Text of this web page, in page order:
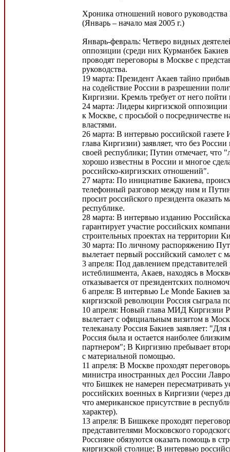
Хроника отношений нового
(Январь – начало мая 2005 г.)
Январь-февраль: Четверо видных
оппозиции (среди них Курманбек
проводят переговоры в Москве с
руководства.
19 марта: Президент Акаев тайно
на содействие России в разрешении
Киргизии. Кремль требует от него
24 марта: Лидеры киргизской
к Москве, с просьбой о посредничестве
властями.
26 марта: В интервью российской газете
глава Киргизии) заявляет, что без
своей республики; Путин отмечает, что
хорошо известны в России и многое
российско-киргизских отношений".
27 марта: По инициативе Бакиева,
телефонный разговор между ним и
просит российского президента
республике.
28 марта: В интервью изданию
гарантирует участие российских
строительных проектах на территории
30 марта: По личному распоряжению
вылетает первый российский самолет с
3 апреля: Под давлением представителей
истеблишмента, Акаев, находясь в
отказывается от президентских
6 апреля: В интервью Le Monde Бакиев
киргизской революции Россия сыграла
10 апреля: Новый глава МИД Киргизии
вылетает с официальным визитом в
телеканалу Россия Бакиев заявляет:
Россия была и остается наиболее
партнером"; В Киргизию пребывает
с материальной помощью.
11 апреля: В Москве проходят
министра иностранных дел России
что Бишкек не намерен пересматривать
российских военных в Киргизии (через
что американское присутствие в
характер).
13 апреля: В Бишкеке проходят
представителями Московского
Россияне обязуются оказать помощь в
киргизской столице; В интервью